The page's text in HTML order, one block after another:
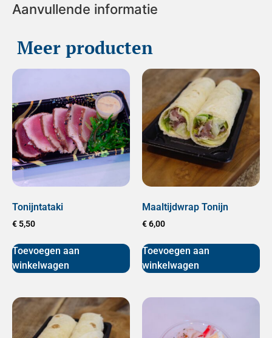
Aanvullende informatie
Meer producten
Tonijntataki
€ 5,50
Toevoegen aan
winkelwagen
Maaltijdwrap Tonijn
€6,00
Toevoegen aan
winkelwagen